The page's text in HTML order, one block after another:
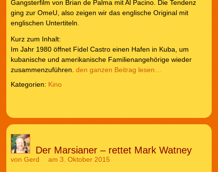
Gangsterfilm von Brian de Palma mit Al Pacino. Die Tendenz
ging zur OmeU, also zeigen wir das englische Original mit
englischen Untertiteln.
Kurz zum Inhalt:
Im Jahr 1980 öffnet Fidel Castro einen Hafen in Kuba, um
kubanische und amerikanische Familienangehörige wieder
zusammenzuführen. den ganzen Beitrag lesen…
Kategorien: Kino
Der Marsianer – rettet Mark Watney
von Gerd am 3. Oktober 2015